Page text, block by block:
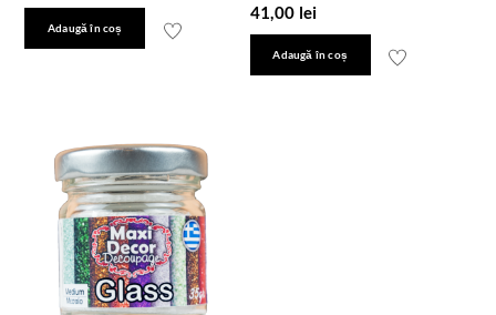
Adaugă în coș
41,00 lei
Adaugă în coș